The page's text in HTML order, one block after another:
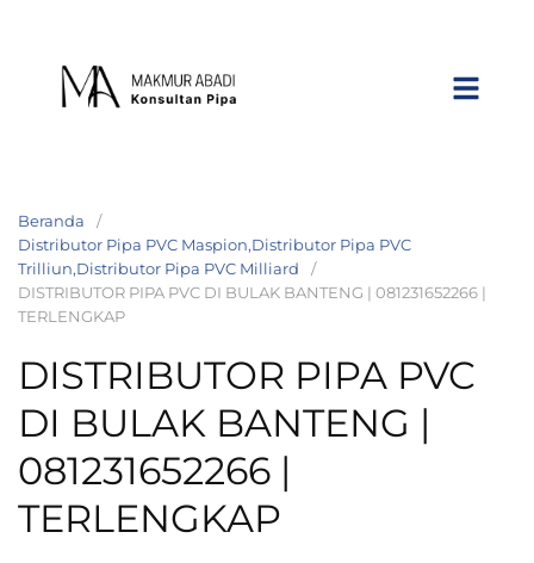
Beranda
Distributor Pipa PVC Maspion,Distributor Pipa PVC
Trilliun,Distributor Pipa PVC Milliard
DISTRIBUTOR PIPA PVC DI BULAK BANTENG | 081231652266 |
TERLENGKAP
DISTRIBUTOR PIPA PVC
DI BULAK BANTENG |
081231652266 |
TERLENGKAP